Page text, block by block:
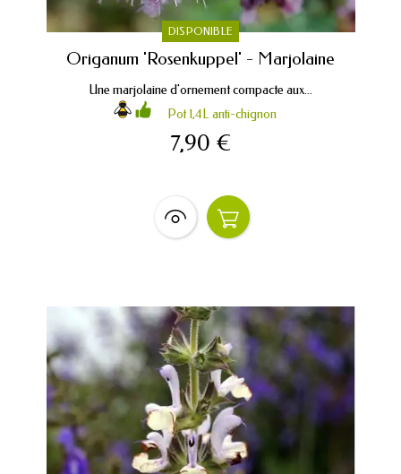
DISPONIBLE
Origanum 'Rosenkuppel' - Marjolaine
Une marjolaine d'ornement compacte aux...
Pot 1,4L anti-chignon
7,90 €